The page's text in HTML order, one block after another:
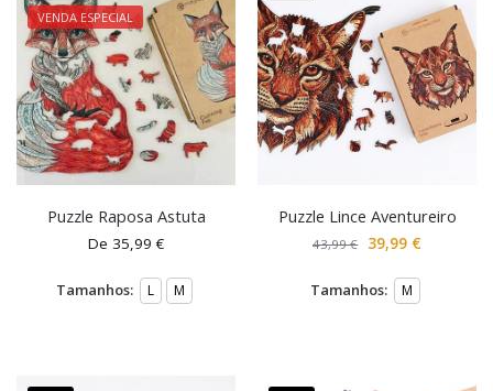
VENDA ESPECIAL
Puzzle Raposa Astuta
De 35,99€
Tamanhos: L M
Puzzle Lince Aventureiro
43,99€ 39,99 €
Tamanhos: M